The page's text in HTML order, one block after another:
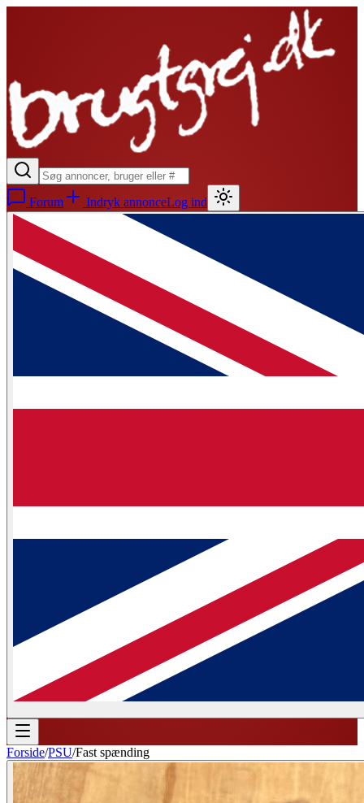
Forum Indryk annonceLog ind
Forside/PSU/Fast spænding